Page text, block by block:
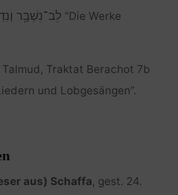
לֵב־נִשְׁבָּ֥ר “Die Werke
Traktat Berachot 7b
und Lobgesängen”.
aus) Schaffa, gest. 24.